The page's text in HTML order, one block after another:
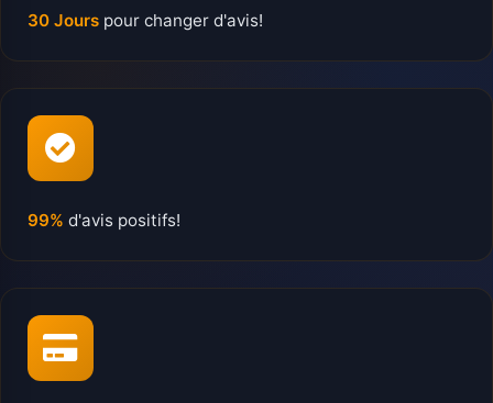
30 Jours pour changer d'avis!
99% d'avis positifs!